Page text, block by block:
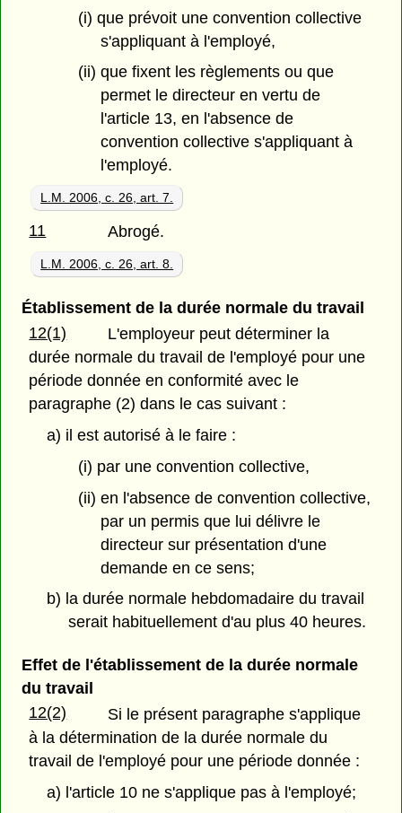
(i) que prévoit une convention collective
s'appliquant à l'employé,
(ii) que fixent les règlements ou que
permet le directeur en vertu de
l'article 13, en l'absence de
convention collective s'appliquant à
l'employé.
L.M. 2006, c. 26, art. 7.
11 Abrogé.
L.M. 2006, c. 26, art. 8.
Établissement de la durée normale du travail
12(1)
L'employeur peut déterminer la
durée normale du travail de l'employé pour une
période donnée en conformité avec le
paragraphe (2) dans le cas suivant :
a) il est autorisé à le faire :
(i) par une convention collective,
(ii) en l'absence de convention collective,
par un permis que lui délivre le
directeur sur présentation d'une
demande en ce sens;
b) la durée normale hebdomadaire du travail
serait habituellement d'au plus 40 heures.
Effet de l'établissement de la durée normale
du travail
12(2)
Si le présent paragraphe s'applique
à la détermination de la durée normale du
travail de l'employé pour une période donnée :
a) l'article 10 ne s'applique pas à l'employé;